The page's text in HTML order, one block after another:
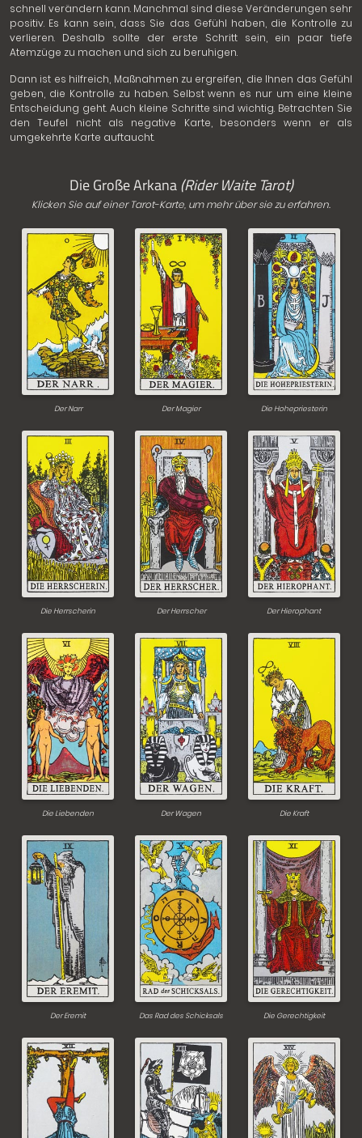
schnell verändern kann. Manchmal sind diese Veränderungen sehr
positiv. Es kann sein, dass Sie das Gefühl haben, die Kontrolle zu
verlieren. Deshalb sollte der erste Schritt sein, ein paar tiefe
Atemzüge zu machen und sich zu beruhigen.
Dann ist es hilfreich, Maßnahmen zu ergreifen, die Ihnen das Gefühl
geben, die Kontrolle zu haben. Selbst wenn es nur um eine kleine
Entscheidung geht. Auch kleine Schritte sind wichtig. Betrachten Sie
den Teufel nicht als negative Karte, besonders wenn er als
umgekehrte Karte auftaucht.
Die Große Arkana(Rider Waite Tarot)
Klicken Sie auf einer Tarot-Karte, um mehr über sie zu erfahren.
Der Narr Der Magier Die Hohepriesterin
Die Herrscherin Der Herrscher Der Hierophant
Die Liebenden Der Wagen Die Kraft
Der Eremit Das Rad des Schicksals Die Gerechtigkeit